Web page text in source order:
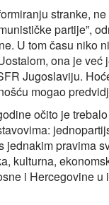
stranke,
partije”,
U tom času niko
ona je već
Jugoslaviju.
mogao
očito je
jednakim pravima
kulturna,
i Hercegovine